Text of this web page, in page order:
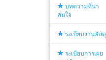
บทความที่น่า
สนใจ
ระเบียบงานพัสดุ
ระเบียบการเผย